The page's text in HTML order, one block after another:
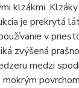
klzákmi.
je prekrytá
v
zvýšená
medzi